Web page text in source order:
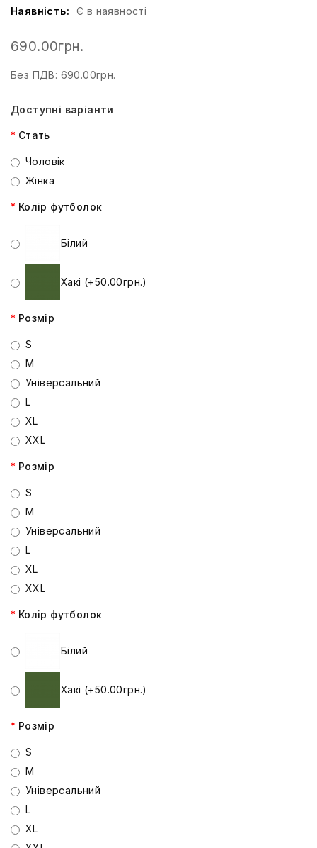
Наявність:
Є в наявності
690.00грн.
Без ПДВ: 690.00грн.
Доступні варіанти
Стать
Чоловік
Жінка
Колір футболок
Білий
Хакі (+50.00грн.)
Розмір
S
M
Універсальний
L
XL
XXL
Розмір
S
M
Універсальний
L
XL
XXL
Колір футболок
Білий
Хакі (+50.00грн.)
Розмір
S
M
Універсальний
L
XL